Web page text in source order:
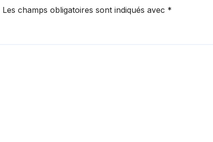
Les champs obligatoires sont indiqués avec *